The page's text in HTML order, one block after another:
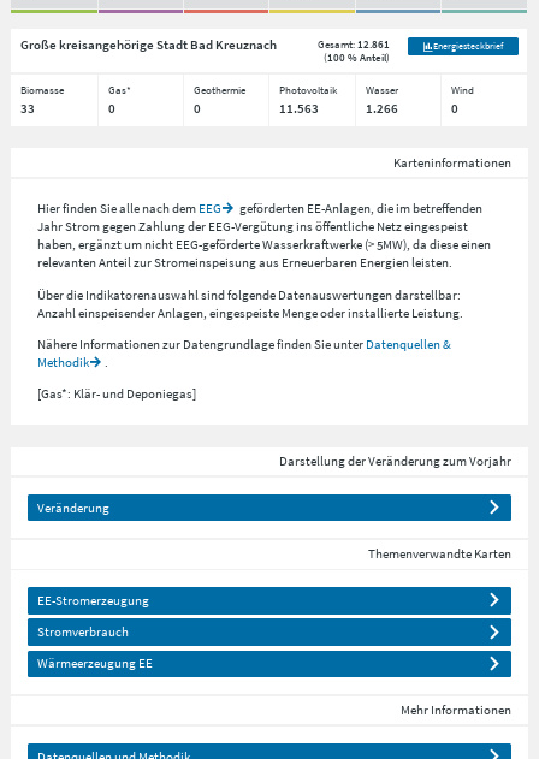
Große kreisangehörige Stadt Bad Kreuznach Gesamt: 12.861
(100 % Anteil)
Energiesteckbrief
Biomasse Gas* Geothermie Photovoltaik Wasser Wind
33 0 0 11.563 1.266 0
Karteninformationen
Hier finden Sie alle nach dem EEG
geförderten EE-Anlagen, die im betreffenden
Jahr Strom gegen Zahlung der EEG-Vergütung ins öffentliche Netz eingespeist
haben, ergänzt um nicht EEG-geförderte Wasserkraftwerke (> 5MW), da diese einen
relevanten Anteil zur Stromeinspeisung aus Erneuerbaren Energien leisten.
Über die Indikatorenauswahl sind folgende Datenauswertungen darstellbar:
Anzahl einspeisender Anlagen, eingespeiste Menge oder installierte Leistung.
Nähere Informationen zur Datengrundlage finden Sie unter Datenquellen &
Methodik
.
[Gas*: Klär- und Deponiegas]
Darstellung der Veränderung zum Vorjahr
Veränderung
Themenverwandte Karten
EE-Stromerzeugung
Stromverbrauch
Wärmeerzeugung EE
Mehr Informationen